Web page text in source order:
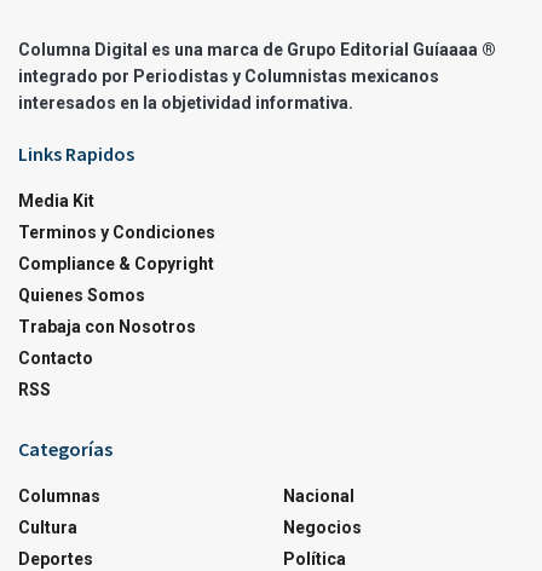
Columna Digital es una marca de Grupo Editorial Guíaaaa ®
integrado por Periodistas y Columnistas mexicanos
interesados en la objetividad informativa.
Links Rapidos
Media Kit
Terminos y Condiciones
Compliance & Copyright
Quienes Somos
Trabaja con Nosotros
Contacto
RSS
Categorías
Columnas
Cultura
Deportes
Nacional
Negocios
Política